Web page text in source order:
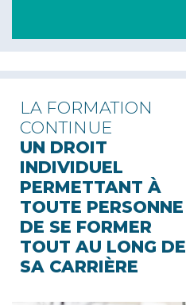
LA FORMATION
CONTINUE
UN DROIT
INDIVIDUEL
PERMETTANT À
TOUTE PERSONNE
DE SE FORMER
TOUT AU LONG DE
SA CARRIÈRE